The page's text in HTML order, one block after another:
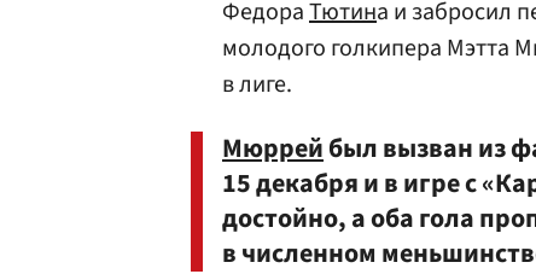
ФедораТютина и забросил
молодого голкипера Мэтта
в лиге.
Мюррейбыл вызван из
15 декабря и в игре с
достойно, а оба гола
в численном